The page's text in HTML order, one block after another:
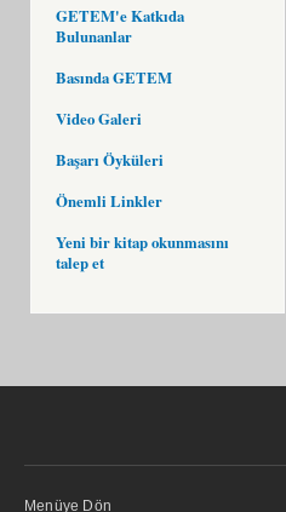
GETEM'e Katkıda
Bulunanlar
Basında GETEM
Video Galeri
Başarı Öyküleri
Önemli Linkler
Yeni bir kitap okunmasını
talep et
Menüye Dön